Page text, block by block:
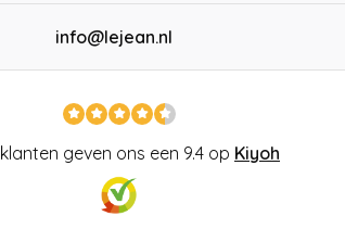
info@lejean.nl
klanten geven ons een 9.4 op Kiyoh